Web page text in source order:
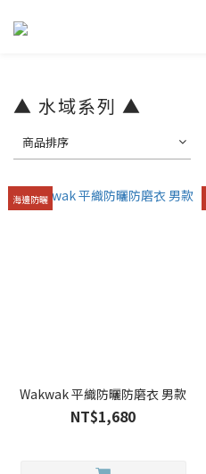
▲ 水域系列 ▲
商品排序
海邊防曬
Wakwak 平織防曬防磨衣 男款
NT$1,680